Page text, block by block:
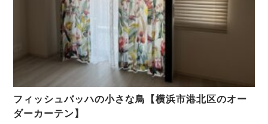
フィッシュバッハの小さな鳥【横浜市港北区のオー
ダーカーテン】